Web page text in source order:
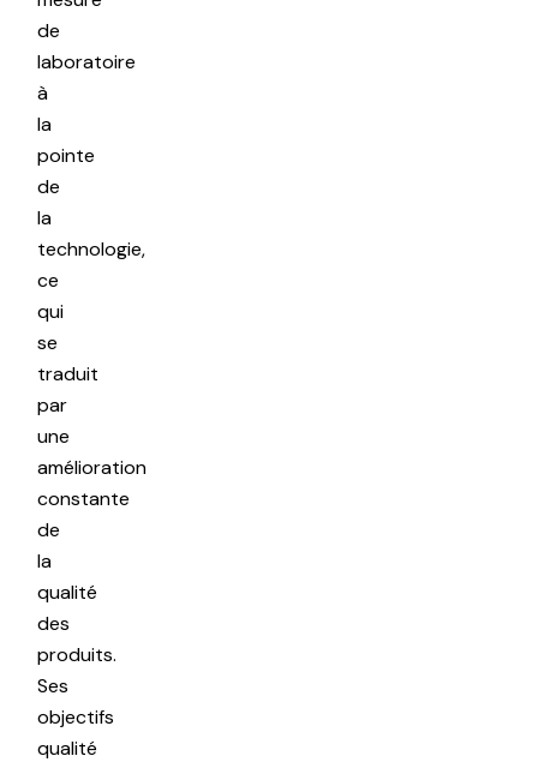
de
laboratoire
à
la
pointe
de
la
technologie,
ce
qui
se
traduit
par
une
amélioration
constante
de
la
qualité
des
produits.
Ses
objectifs
qualité